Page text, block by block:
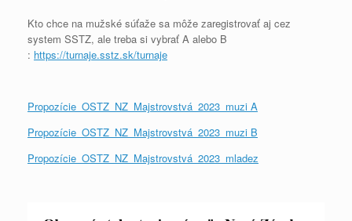
Kto chce na mužské súťaže sa môže zaregistrovať aj cez
system SSTZ, ale treba si vybrať A alebo B
: https://turnaje.sstz.sk/turnaje
Propozície_OSTZ_NZ_Majstrovstvá_2023_muzi A
Propozície_OSTZ_NZ_Majstrovstvá_2023_muzi B
Propozície_OSTZ_NZ_Majstrovstvá_2023_mladez